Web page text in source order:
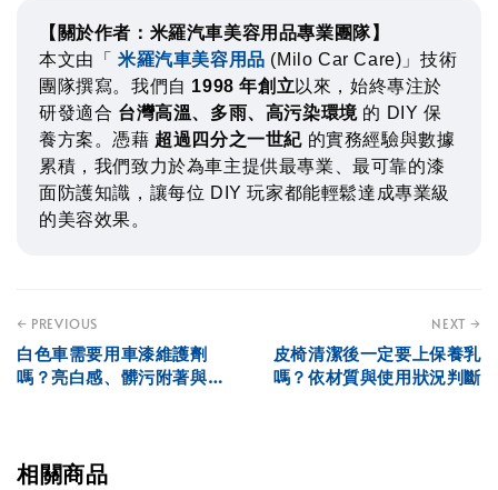
【關於作者：米羅汽車美容用品專業團隊】
本文由「 米羅汽車美容用品 (Milo Car Care)」技術
團隊撰寫。我們自 1998 年創立 以來，始終專注於
研發適合 台灣高溫、多雨、高污染環境的 DIY 保
養方案。憑藉 超過四分之一世紀 的實務經驗與數據
累積，我們致力於為車主提供最專業、最可靠的漆
面防護知識，讓每位 DIY 玩家都能輕鬆達成專業級
的美容效果。
← PREVIOUS
白色車需要用車漆維護劑
嗎？亮白感、髒污附著與潑
NEXT →
皮椅清潔後一定要上保養乳
嗎？依材質與使用狀況判斷
相關商品